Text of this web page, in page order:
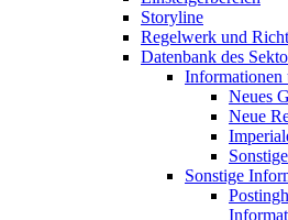
Storyline
Regelwerk und
Datenbank des
Informationen
Neues
Neue
Sonstige